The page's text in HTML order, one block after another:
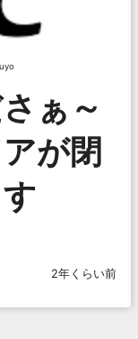
ぁ～
が閉
2年くらい前